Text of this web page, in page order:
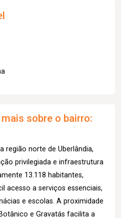
sobre o bairro:
região norte de Uberlândia,
privilegiada e infraestrutura
13.118 habitantes,
acesso a serviços essenciais,
e escolas. A proximidade
e Gravatás facilita a